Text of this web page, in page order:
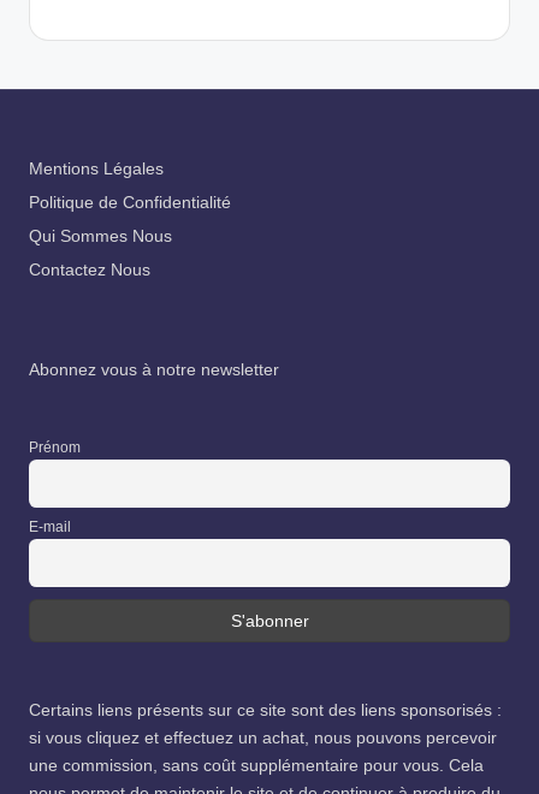
Mentions Légales
Politique de Confidentialité
Qui Sommes Nous
Contactez Nous
Abonnez vous à notre newsletter
Prénom
E-mail
Certains liens présents sur ce site sont des liens sponsorisés :
si vous cliquez et effectuez un achat, nous pouvons percevoir
une commission, sans coût supplémentaire pour vous. Cela